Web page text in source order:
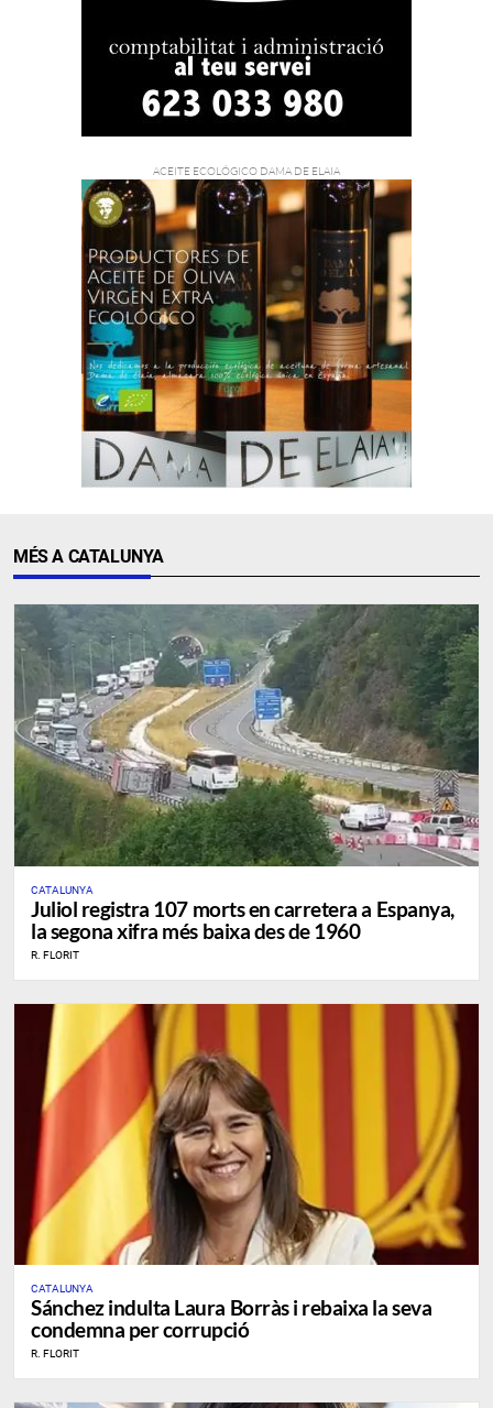
MÉS A CATALUNYA
CATALUNYA
Juliol registra 107 morts en carretera a Espanya,
la segona xifra més baixa des de 1960
R. FLORIT
CATALUNYA
Sánchez indulta Laura Borràs i rebaixa la seva
condemna per corrupció
R. FLORIT